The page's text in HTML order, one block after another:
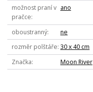
možnost praní v
pračce
ano
oboustranný
ne
rozměr polštáře 30 x 40 cm
Značka
Moon River